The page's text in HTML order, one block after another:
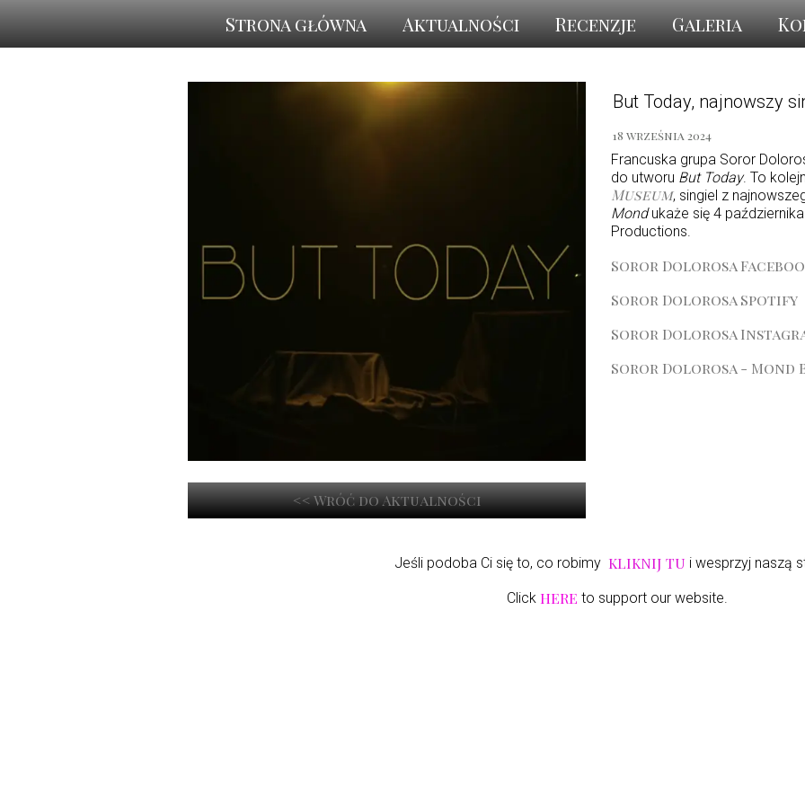
Jeśli podoba Ci się to, co robimy KLIKNIJ TU i wesprzyj naszą
Click HERE to support our website.
Strona główna Aktualności Recenzje Galeria
But Today, najnowszy
<< Wróć do Aktualności
18 września 2024
Francuska grupa Soror
do utworu But Today. To
Museum, singiel z
Mondukaże się 4
Productions.
Soror Dolorosa
Soror Dolorosa Spotify
Soror Dolorosa
Soror Dolorosa - Mond